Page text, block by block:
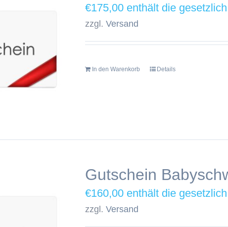
€175,00
zzgl.Versand
In den Warenkorb Details
Gutschein
€160,00
zzgl.Versand